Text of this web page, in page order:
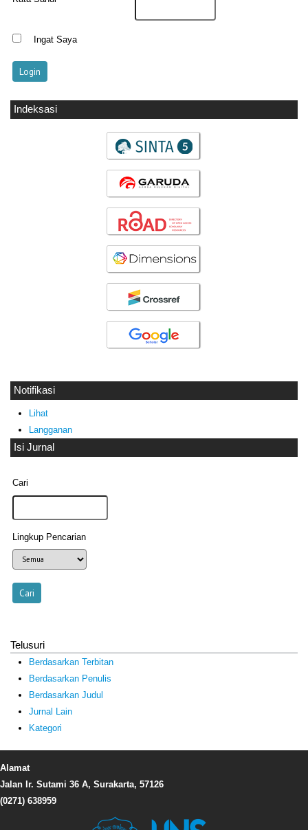
Ingat Saya
Indeksasi
Notifikasi
Lihat
Langganan
Isi Jurnal
Cari
Lingkup Pencarian
Telusuri
Berdasarkan Terbitan
Berdasarkan Penulis
Berdasarkan Judul
Jurnal Lain
Kategori
Alamat
Jalan Ir. Sutami 36 A, Surakarta, 57126
(0271) 638959